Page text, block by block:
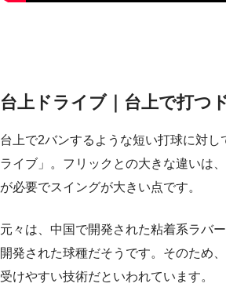
台上ドライブ｜台上で打つ
台上で2バンするような短い打球に対し
ライブ」。フリックとの大きな違いは
が必要でスイングが大きい点です。
元々は、中国で開発された粘着系ラバ
開発された球種だそうです。そのため
受けやすい技術だといわれています。